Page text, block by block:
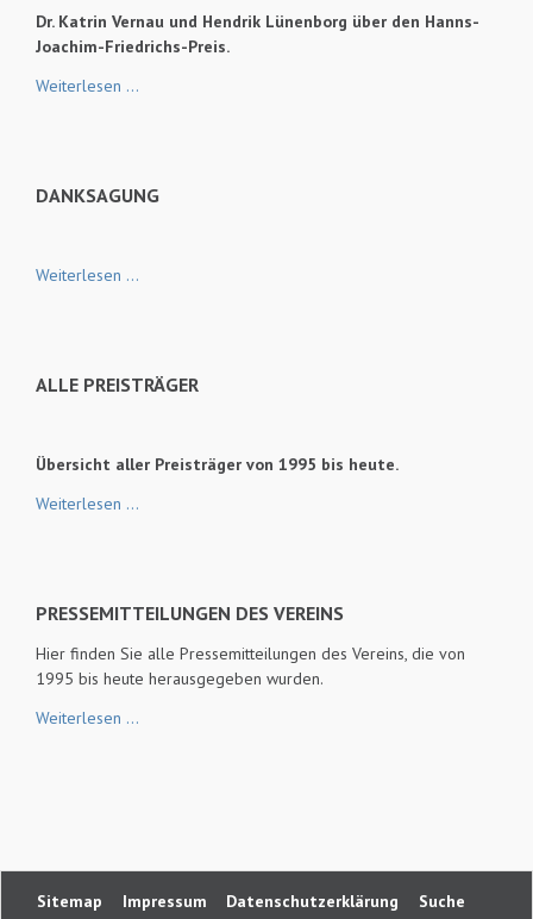
Dr. Katrin Vernauund Hendrik Lünenborg über den Hanns-
Joachim-Friedrichs-Preis.
Weiterlesen …Schirmherrschaft
DANKSAGUNG
Weiterlesen …Danksagung
ALLE PREISTRÄGER
Übersicht aller Preisträger von 1995 bis heute.
Weiterlesen …Alle
PRESSEMITTEILUNGEN DES VEREINS
Hier finden Sie alle Pressemitteilungen des Vereins, die von
1995 bis heute herausgegeben wurden.
Weiterlesen …Pressemitteilungen
Navigation
Sitemap Impressum Datenschutzerklärung Suche